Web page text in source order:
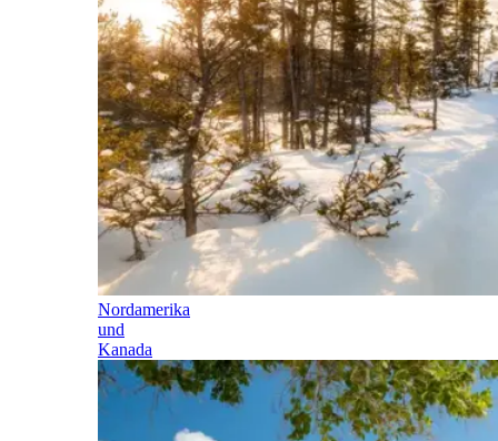
Nordamerika
und
Kanada